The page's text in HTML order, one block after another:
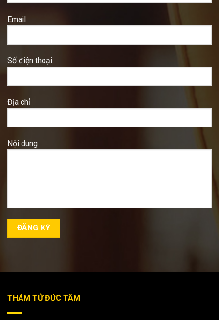
Email
Số điện thoại
Địa chỉ
Nội dung
THÁM TỬ ĐỨC TÂM